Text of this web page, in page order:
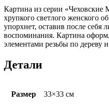
Картина из серии «Чеховские
хрупкого светлого женского
упорхнет, оставив после
воспоминания. Картина
элементами резьбы по дереву
Детали
Размер 33×33 см